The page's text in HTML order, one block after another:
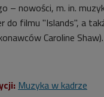
– nowości, m. in.
do filmu "Islands", a
Caroline Shaw).
Muzyka w kadrze